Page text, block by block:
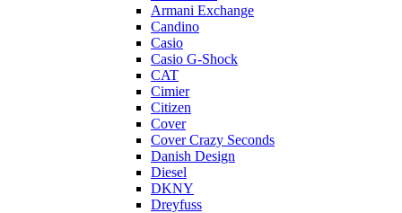
Armani Exchange
Candino
Casio
Casio G-Shock
CAT
Cimier
Citizen
Cover
Cover Crazy Seconds
Danish Design
Diesel
DKNY
Dreyfuss